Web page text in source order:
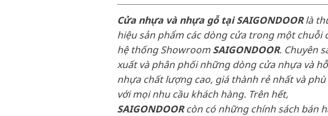
Cửa nhựa và nhựa gỗ tại SAIGONDOORlà
hiệu sản phẩm các dòng cửa trong một chuỗi
hệ thống ShowroomSAIGONDOOR. Chuyên
xuất và phân phối những dòng cửa nhựa và
nhựa chất lượng cao, giá thành rẻ nhất và
với mọi nhu cầu khách hàng. Trên hết,
SAIGONDOORcòn có những chính sách bán